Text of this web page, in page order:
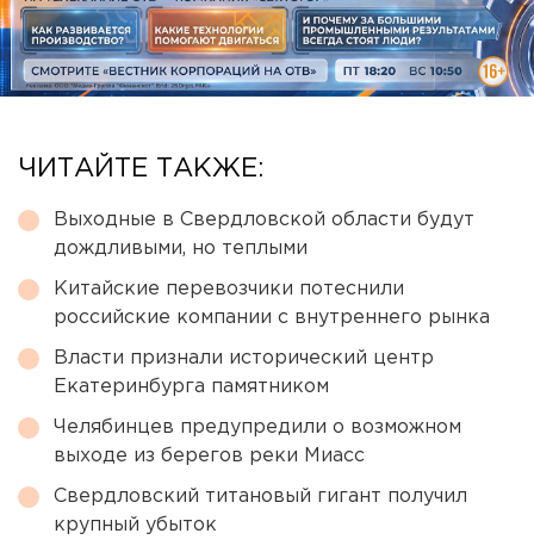
ЧИТАЙТЕ ТАКЖЕ:
Выходные в Свердловской области будут
дождливыми, но теплыми
Китайские перевозчики потеснили
российские компании с внутреннего рынка
Власти признали исторический центр
Екатеринбурга памятником
Челябинцев предупредили о возможном
выходе из берегов реки Миасс
Свердловский титановый гигант получил
крупный убыток